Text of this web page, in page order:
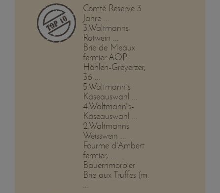
Comté Reserve 3
Jahre ...
3.Waltmanns
Rotwein ...
Brie de Meaux
fermier AOP
Höhlen-Greyerzer,
36 ...
5.Waltmann`s
Käseauswahl ...
4.Waltmann`s-
Käseauswahl ...
2.Waltmanns
Weisswein ...
Fourme d'Ambert
fermier, ...
Bauernmorbier
Brie aux Truffes (m.
...